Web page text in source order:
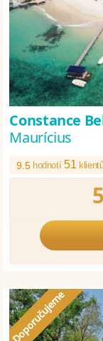
Constance
Maurícius
9.5 hodnotí51